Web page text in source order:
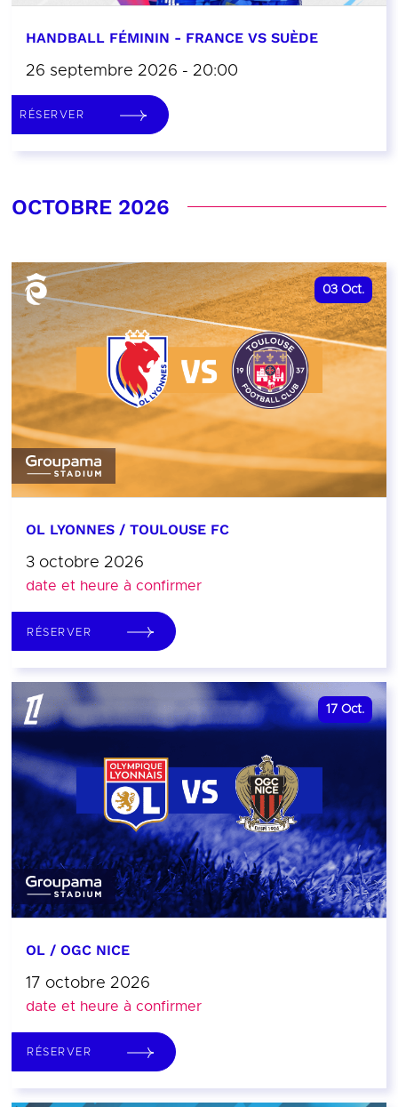
HANDBALL FÉMININ - FRANCE VS SUÈDE
26 septembre 2026 - 20:00
RÉSERVER
OCTOBRE 2026
03 Oct.
OL LYONNES / TOULOUSE FC
3 octobre 2026
date et heure à confirmer
RÉSERVER
17 Oct.
OL / OGC NICE
17 octobre 2026
date et heure à confirmer
RÉSERVER